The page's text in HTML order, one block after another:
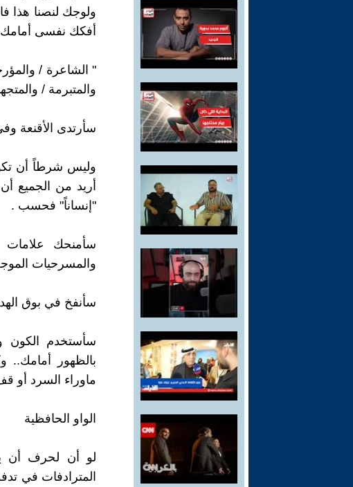
ولوجك لنصنا هذا
أفكك نفسى
" الشاعرة /
والمتبرمة /
سأرتدى الأقنعة
وليس شرطاً أن
أريد من الجميع
"إنساناً" فحسب .
سأمنحك علامات
والمسرحيات
سأنفخ في بوق
سأستخدم الكون
بالظهور أمامك..
ماوراء السرد أو
الواو الحافظية
لو أن لحرف أن
المترادفات في